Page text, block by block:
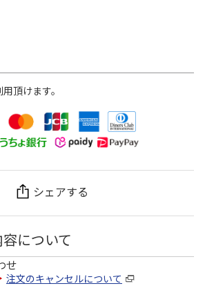
頂けます。
シェアする
について
せ
注文のキャンセルについて